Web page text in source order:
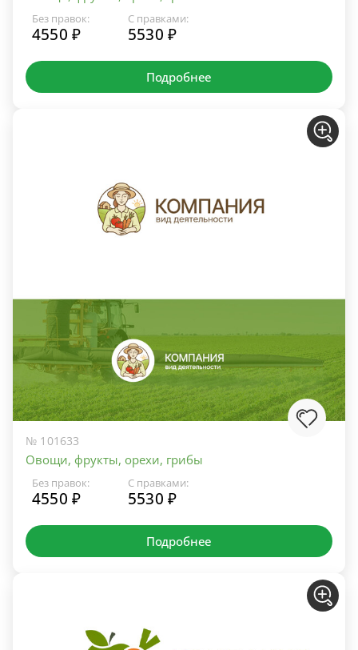
Без правок:
4550 ₽
С правками:
5530 ₽
Подробнее
№ 101633
Овощи, фрукты, орехи, грибы
Без правок:
4550 ₽
С правками:
5530 ₽
Подробнее